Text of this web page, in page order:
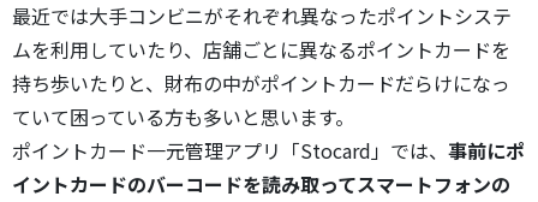
最近では大手コンビニがそれぞれ異なったポイントシステ
ムを利用していたり、店舗ごとに異なるポイントカードを
持ち歩いたりと、財布の中がポイントカードだらけになっ
ていて困っている方も多いと思います。
ポイントカード一元管理アプリ「Stocard」では、 事前にポ
イントカードのバーコードを読み取ってスマートフォンの